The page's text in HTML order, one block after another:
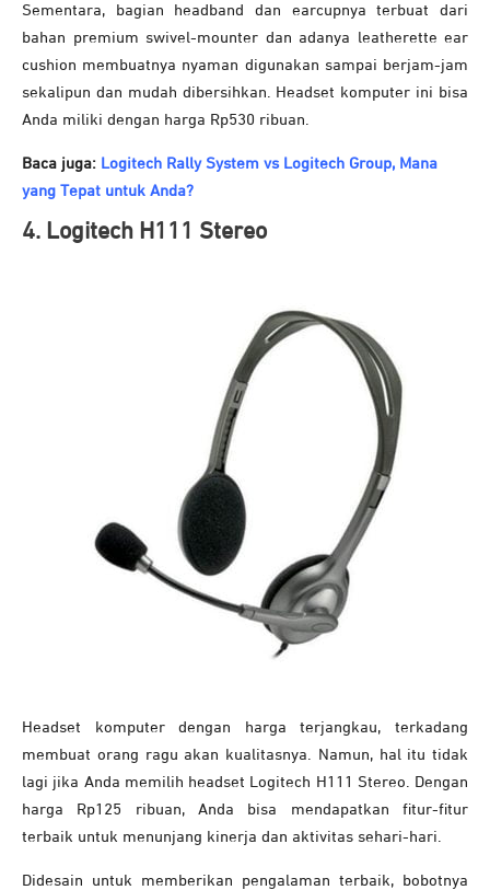
Sementara, bagian headband dan earcupnya terbuat dari
bahan premium swivel-mounter dan adanya leatherette ear
cushion membuatnya nyaman digunakan sampai berjam-jam
sekalipun dan mudah dibersihkan. Headset komputer ini bisa
Anda miliki dengan harga Rp530 ribuan.
Baca juga: Logitech Rally System vs Logitech Group, Mana
yang Tepat untuk Anda?
4. Logitech H111 Stereo
Headset komputer dengan harga terjangkau, terkadang
membuat orang ragu akan kualitasnya. Namun, hal itu tidak
lagi jika Anda memilih headset Logitech H111 Stereo. Dengan
harga Rp125 ribuan, Anda bisa mendapatkan fitur-fitur
terbaik untuk menunjang kinerja dan aktivitas sehari-hari.
Didesain untuk memberikan pengalaman terbaik, bobotnya